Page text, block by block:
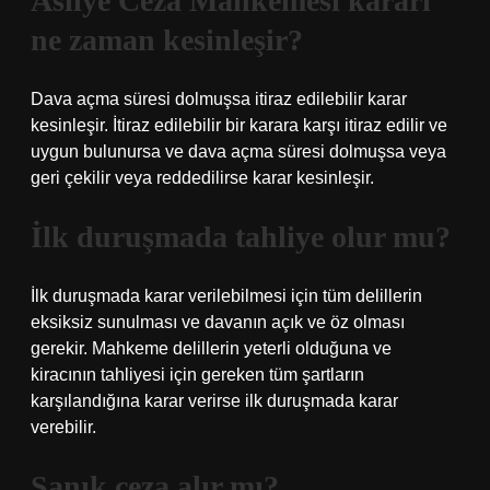
ne zaman kesinleşir?
Dava açma süresi dolmuşsa itiraz edilebilir karar
kesinleşir. İtiraz edilebilir bir karara karşı itiraz edilir ve
uygun bulunursa ve dava açma süresi dolmuşsa veya
geri çekilir veya reddedilirse karar kesinleşir.
İlk duruşmada tahliye olur mu?
İlk duruşmada karar verilebilmesi için tüm delillerin
eksiksiz sunulması ve davanın açık ve öz olması
gerekir. Mahkeme delillerin yeterli olduğuna ve
kiracının tahliyesi için gereken tüm şartların
karşılandığına karar verirse ilk duruşmada karar
verebilir.